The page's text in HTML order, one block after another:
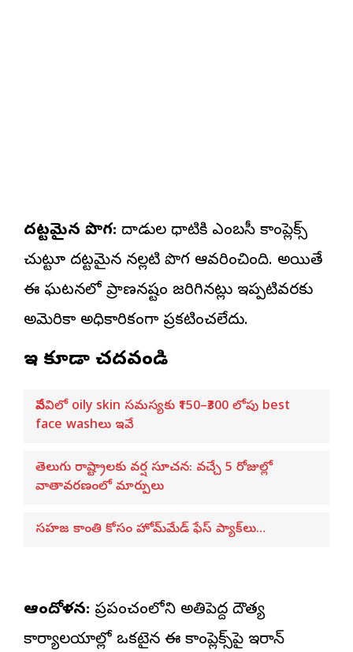
దట్టమైన పొగ: దాడుల ధాటికి ఎంబసీ కాంప్లెక్స్
చుట్టూ దట్టమైన నల్లటి పొగ ఆవరించింది. అయితే
ఈ ఘటనలో ప్రాణనష్టం జరిగినట్లు ఇప్పటివరకు
అమెరికా అధికారికంగా ప్రకటించలేదు.
ఇవి కూడా చదవండి
వేసవిలో oily skin సమస్యకు ₹150–₹300 లోపు best
face washలు ఇవే
తెలుగు రాష్ట్రాలకు వర్ష సూచన: వచ్చే 5 రోజుల్లో
వాతావరణంలో మార్పులు
సహజ కాంతి కోసం హోమ్‌మేడ్ ఫేస్ ప్యాక్‌లు…
ఆందోళన: ప్రపంచంలోని అతిపెద్ద దౌత్య
కార్యాలయాల్లో ఒకటైన ఈ కాంప్లెక్స్‌పై ఇరాన్